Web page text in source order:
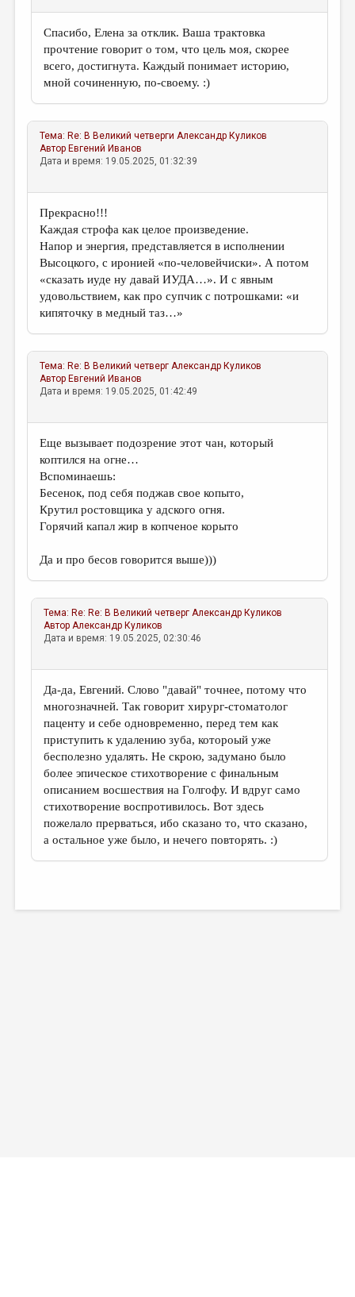
Спасибо, Елена за отклик. Ваша трактовка
прочтение говорит о том, что цель моя, скорее
всего, достигнута. Каждый понимает историю,
мной сочиненную, по-своему. :)
Тема: Re: В Великий четверги Александр Куликов
Автор Евгений Иванов
Дата и время: 19.05.2025, 01:32:39
Прекрасно!!!
Каждая строфа как целое произведение.
Напор и энергия, представляется в исполнении
Высоцкого, с иронией «по-человейчиски». А потом
«сказать иуде ну давай ИУДА…». И с явным
удовольствием, как про супчик с потрошками: «и
кипяточку в медный таз…»
Тема: Re: В Великий четверг Александр Куликов
Автор Евгений Иванов
Дата и время: 19.05.2025, 01:42:49
Еще вызывает подозрение этот чан, который
коптился на огне…
Вспоминаешь:
Бесенок, под себя поджав свое копыто,
Крутил ростовщика у адского огня.
Горячий капал жир в копченое корыто
Да и про бесов говорится выше)))
Тема: Re: Re: В Великий четверг Александр Куликов
АвторАлександр Куликов
Дата и время: 19.05.2025, 02:30:46
Да-да, Евгений. Слово "давай" точнее, потому что
многозначней. Так говорит хирург-стоматолог
паценту и себе одновременно, перед тем как
приступить к удалению зуба, котороый уже
бесполезно удалять. Не скрою, задумано было
более эпическое стихотворение с финальным
описанием восшествия на Голгофу. И вдруг само
стихотворение воспротивилось. Вот здесь
пожелало прерваться, ибо сказано то, что сказано,
а остальное уже было, и нечего повторять. :)